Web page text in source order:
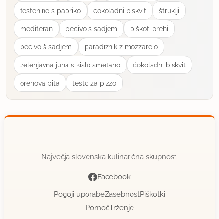
ananas sok
0.01 lime juice
vse skupaj pa zašejkaš
lp :)
testenine s papriko cokoladni biskvit štruklji
mediteran pecivo s sadjem piškoti orehi
pecivo š sadjem paradiznik z mozzarelo
zelenjavna juha s kislo smetano ćokoladni biskvit
orehova pita testo za pizzo
Največja slovenska kulinarična skupnost.
Facebook
Pogoji uporabeZasebnostPiškotki
PomočTrženje